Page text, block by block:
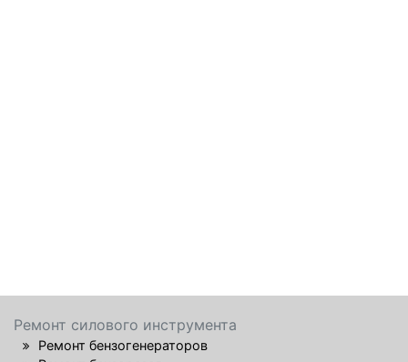
Ремонт силового инструмента
Ремонт бензогенераторов